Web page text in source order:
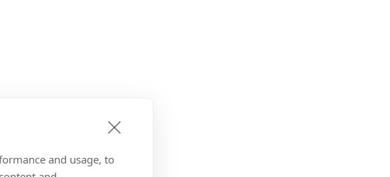
and usage, to